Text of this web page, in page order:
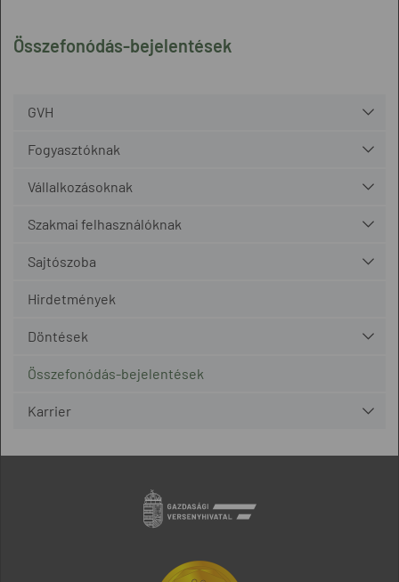
Összefonódás-bejelentések
GVH
Fogyasztóknak
Vállalkozásoknak
Szakmai felhasználóknak
Sajtószoba
Hirdetmények
Döntések
Összefonódás-bejelentések
Karrier